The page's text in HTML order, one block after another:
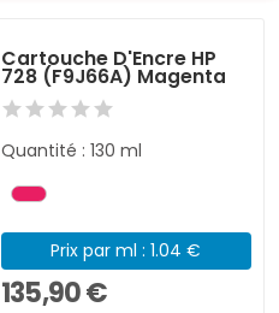
Cartouche D'Encre HP
728 (F9J66A) Magenta
Quantité : 130 ml
Prix par ml : 1.04 €
135,90 €